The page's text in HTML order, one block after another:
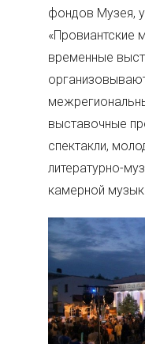
фондов Музея,
«Провиантские
временные
выставочные
спектакли,
литературно-
камерной